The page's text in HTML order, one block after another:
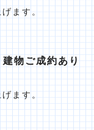
ます。
物ご成約あり
ます。